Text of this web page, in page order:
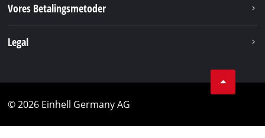
Vores Betalingsmetoder
Legal
© 2026 Einhell Germany AG